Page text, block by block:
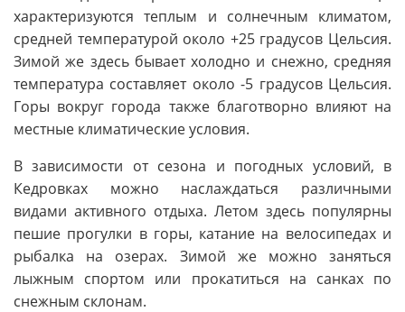
характеризуются теплым и солнечным климатом,
средней температурой около +25 градусов Цельсия.
Зимой же здесь бывает холодно и снежно, средняя
температура составляет около -5 градусов Цельсия.
Горы вокруг города также благотворно влияют на
местные климатические условия.
В зависимости от сезона и погодных условий, в
Кедровках можно наслаждаться различными
видами активного отдыха. Летом здесь популярны
пешие прогулки в горы, катание на велосипедах и
рыбалка на озерах. Зимой же можно заняться
лыжным спортом или прокатиться на санках по
снежным склонам.